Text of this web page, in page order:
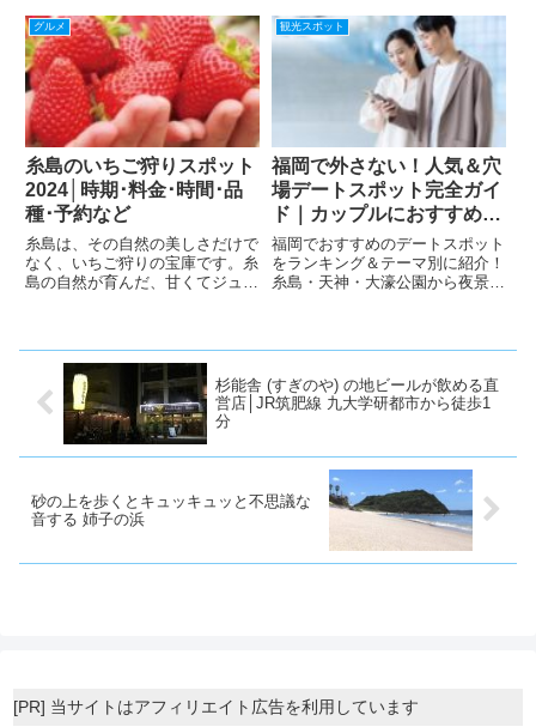
で、ファン必見のロケ地情報と予
約リンクをまとめました。
グルメ
糸島のいちご狩りスポット
2024│時期･料金･時間･品
種･予約など
糸島は、その自然の美しさだけで
なく、いちご狩りの宝庫です。糸
島の自然が育んだ、甘くてジュー
す。春の訪れとともに、糸島では
い...
観光スポット
福岡で外さない！人気＆穴
場デートスポット完全ガイ
ド｜カップルにおすすめの
場所15選
福岡でおすすめのデートスポット
をランキング＆テーマ別に紹介！
糸島・天神・大濠公園から夜景・
杉能舎 (すぎのや) の地ビールが飲める直
営店│JR筑肥線 九大学研都市から徒歩1
分
砂の上を歩くとキュッキュッと不思議な
音する 姉子の浜
[PR] 当サイトはアフィリエイト広告を利用しています